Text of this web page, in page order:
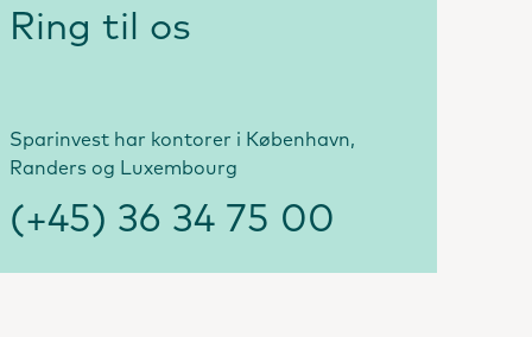
Ring til os
Sparinvest har kontorer i København,
Randers og Luxembourg
(+45) 36 34 75 00